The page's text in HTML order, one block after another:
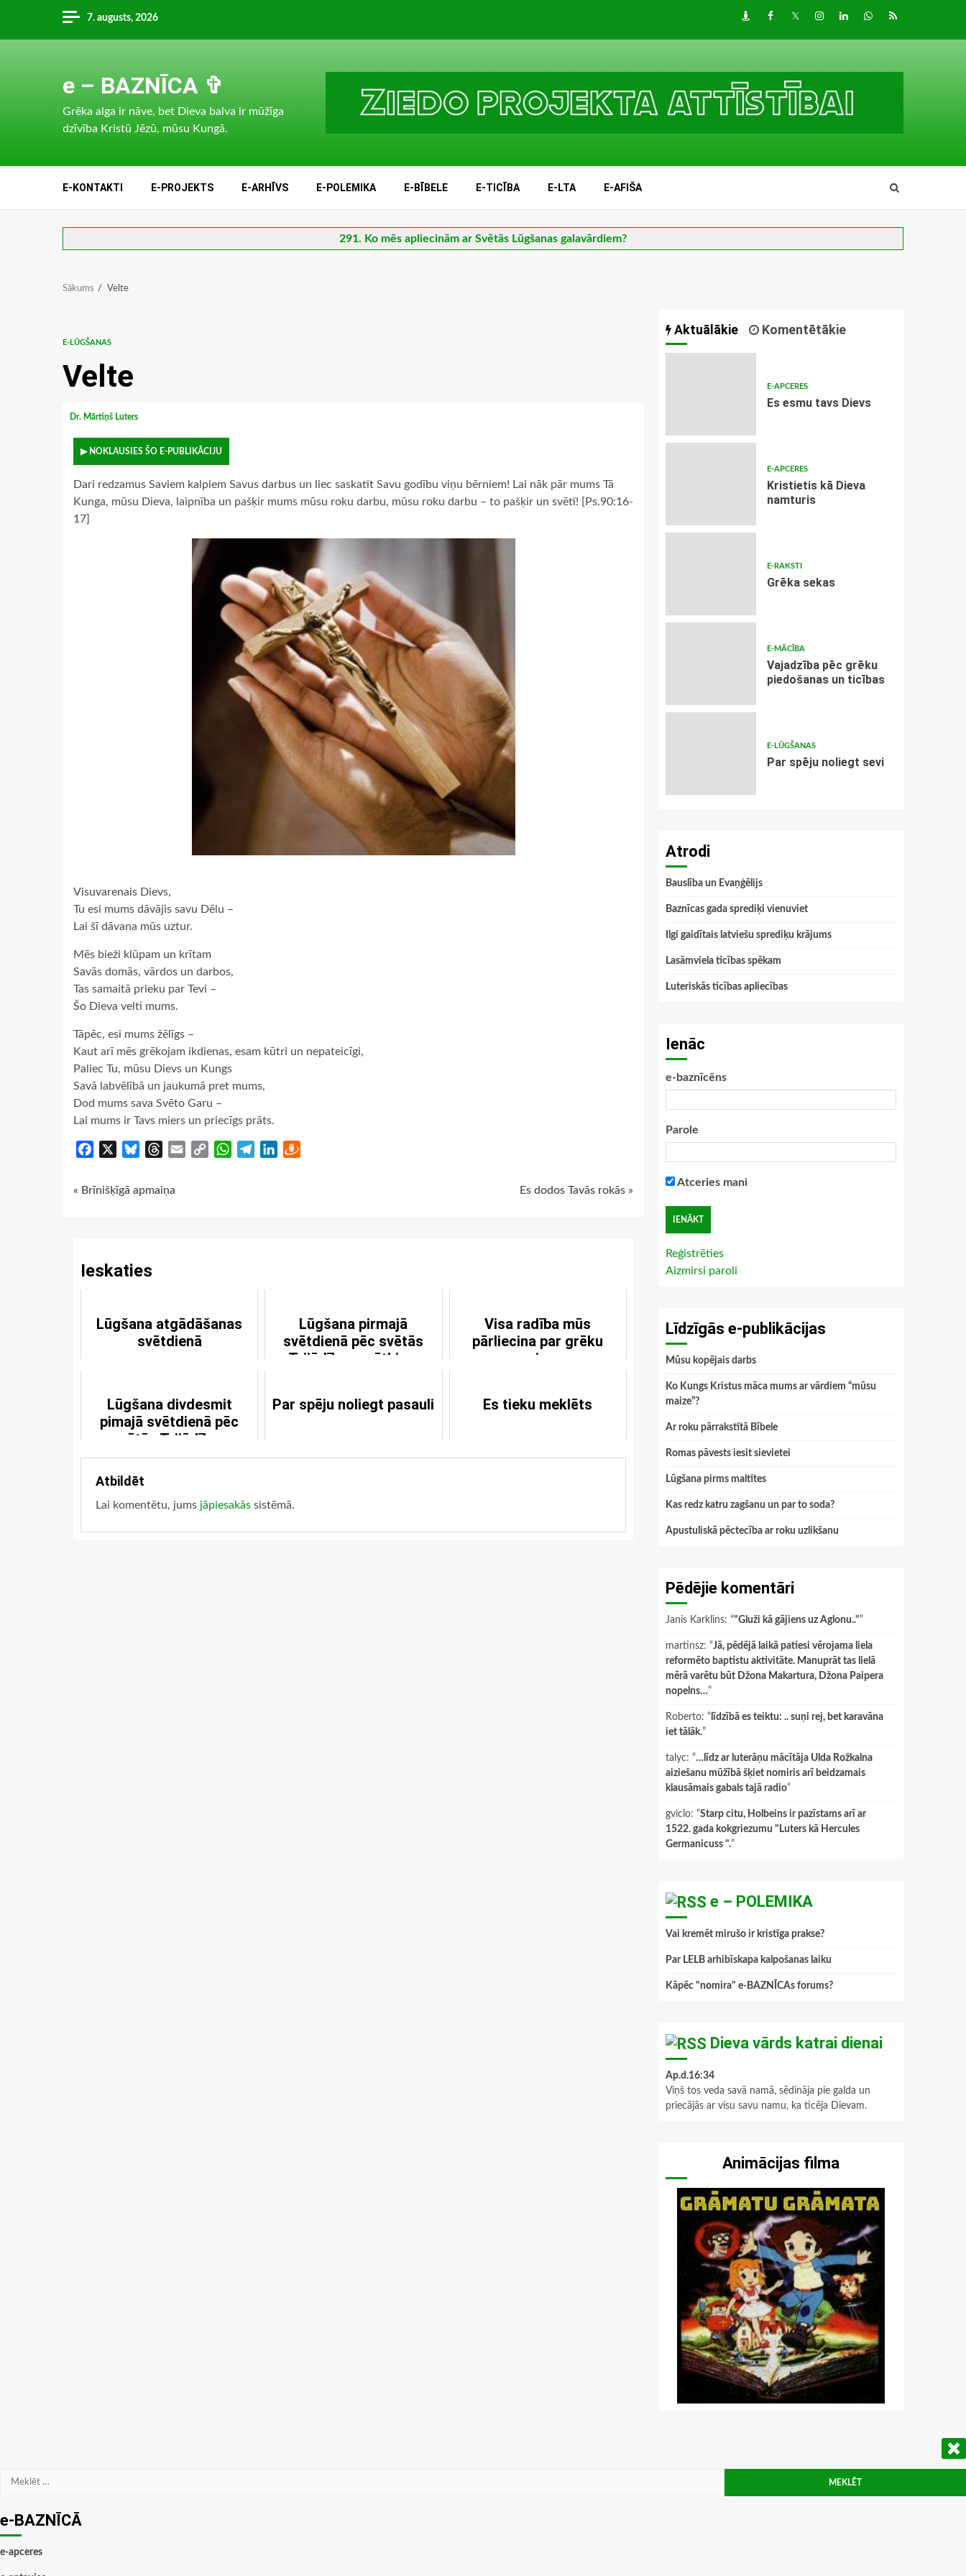
content
7. augusts, 2026 DraugiemFacebook
TwitterInstagram
LinkedInwhatsapp
RSS
e – BAZNĪCA ✞
Grēka alga ir nāve, bet Dieva balva ir mūžīga
dzīvība Kristū Jēzū, mūsu Kungā.
E-KONTAKTI E-PROJEKTS E-ARHĪVS E-POLEMIKA E-BĪBELE E-TICĪBA E-LTA E-AFIŠA
291. Ko mēs apliecinām ar Svētās Lūgšanas galavārdiem?
Sākums Velte
E-LŪGŠANAS
Velte
Dr. Mārtiņš Luters
▶ NOKLAUSIES ŠO E-PUBLIKĀCIJU
Dari redzamus Saviem kalpiem Savus darbus un liec saskatīt Savu godību viņu bērniem! Lai nāk pār mums Tā
Kunga, mūsu Dieva, laipnība un pašķir mums mūsu roku darbu, mūsu roku darbu – to pašķir un svētī! [Ps.90:16-
17]
Visuvarenais Dievs,
Tu esi mums dāvājis savu Dēlu –
Lai šī dāvana mūs uztur.
Mēs bieži klūpam un krītam
Savās domās, vārdos un darbos,
Tas samaitā prieku par Tevi –
Šo Dieva velti mums.
Tāpēc, esi mums žēlīgs –
Kaut arī mēs grēkojam ikdienas, esam kūtri un nepateicīgi,
Paliec Tu, mūsu Dievs un Kungs
Savā labvēlībā un jaukumā pret mums,
Dod mums sava Svēto Garu –
Lai mums ir Tavs miers un priecīgs prāts.
Facebook BlueskyThreads
Email
Copy
WhatsApp
TelegramLinkedIn
Continue
« Brīnišķīgā apmaiņa Es dodos Tavās rokās »
Ieskaties
Lūgšana atgādāšanas
svētdienā
Lūgšana pirmajā
svētdienā pēc svētās
Trijādības svētkiem
Visa radība mūs
pārliecina par grēku
vainu
Lūgšana divdesmit
pimajā svētdienā pēc
svētās Trijādības
svētkiem
Par spēju noliegt pasauli Es tieku meklēts
Atbildēt
Lai komentētu, jums jāpiesakās sistēmā.
Aktuālākie Komentētākie
E-APCERES
Es esmu tavs Dievs
E-APCERES
Kristietis kā Dieva
namturis
E-RAKSTI
Grēka sekas
E-MĀCĪBA
Vajadzība pēc grēku
piedošanas un ticības
E-LŪGŠANAS
Par spēju noliegt sevi
Atrodi
Bauslība un Evaņģēlijs
Baznīcas gada sprediķi vienuviet
Ilgi gaidītais latviešu sprediķu krājums
Lasāmviela ticības spēkam
Luteriskās ticības apliecības
Ienāc
e-baznīcēns
Parole
Atceries mani
Reģistrēties
Aizmirsi paroli
Līdzīgās e-publikācijas
Mūsu kopējais darbs
Ko Kungs Kristus māca mums ar vārdiem “mūsu
maize”?
Ar roku pārrakstītā Bībele
Romas pāvests iesit sievietei
Lūgšana pirms maltītes
Kas redz katru zagšanu un par to soda?
Apustuliskā pēctecība ar roku uzlikšanu
Pēdējie komentāri
Janis Karklins: “"Gluži kā gājiens uz Aglonu.."”
martinsz: “Jā, pēdējā laikā patiesi vērojama liela
reformēto baptistu aktivitāte. Manuprāt tas lielā
mērā varētu būt Džona Makartura, Džona Paipera
nopelns…”
Roberto: “ līdzībā es teiktu: .. suņi rej, bet karavāna
iet tālāk.”
talyc: “…līdz ar luterāņu mācītāja Ulda Rožkalna
aiziešanu mūžībā šķiet nomiris arī beidzamais
klausāmais gabals tajā radio”
gviclo: “Starp citu, Holbeins ir pazīstams arī ar
1522. gada kokgriezumu "Luters kā Hercules
Germanicuss ".”
e – POLEMIKA
Vai kremēt mirušo ir kristīga prakse?
Par LELB arhibīskapa kalpošanas laiku
Kāpēc "nomira" e-BAZNĪCAs forums?
Dieva vārds katrai dienai
Ap.d.16:34
Viņš tos veda savā namā, sēdināja pie galda un
priecājās ar visu savu namu, ka ticēja Dievam.
Animācijas filma
Meklēt:
e-BAZNĪCĀ
e-apceres